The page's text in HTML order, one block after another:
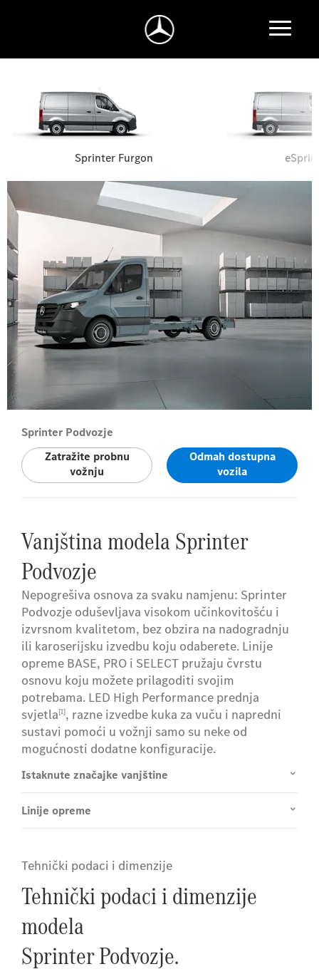
Sprinter Furgon
Sprinter Podvozje
Zatražite probnu
vožnju
Odmah dostupna
vozila
Vanjština modela Sprinter
Podvozje
Nepogrešiva osnova za svaku namjenu: Sprinter
Podvozje oduševljava visokom učinkovitošću i
izvrsnom kvalitetom, bez obzira na nadogradnju
ili karoserijsku izvedbu koju odaberete. Linije
opreme BASE, PRO i SELECT pružaju čvrstu
osnovu koju možete prilagoditi svojim
potrebama. LED High Performance prednja
svjetla[1], razne izvedbe kuka za vuču i napredni
sustavi pomoći u vožnji samo su neke od
mogućnosti dodatne konfiguracije.
Istaknute značajke vanjštine
Linije opreme
Tehnički podaci i dimenzije
Tehnički podaci i dimenzije
modela
Sprinter Podvozje.